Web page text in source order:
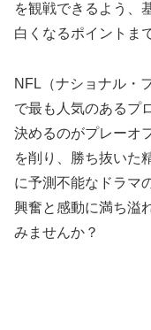
を観戦できるよう、
白くなるポイントま
NFL（ナショナル・
で最も人気のあるプ
決めるのがプレーオ
を削り、勝ち抜いた
に予測不能なドラマ
興奮と感動に満ち溢
みませんか？